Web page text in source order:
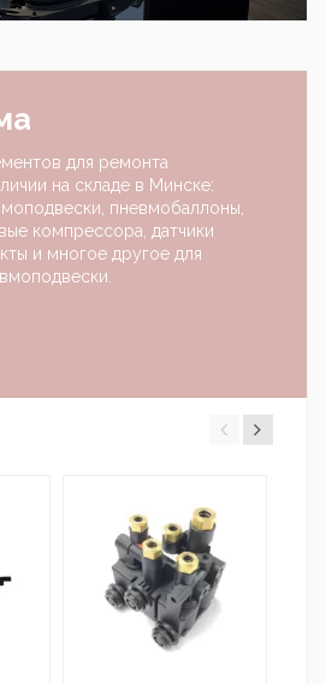
для ремонта
на складе в Минске:
пневмобаллоны,
компрессора, датчики
и многое другое для